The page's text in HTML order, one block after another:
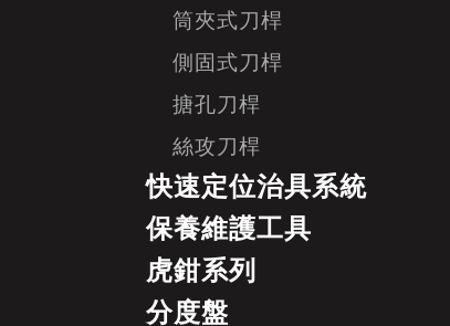
筒夾式刀桿
側固式刀桿
搪孔刀桿
絲攻刀桿
快速定位治具系統
保養維護工具
虎鉗系列
分度盤